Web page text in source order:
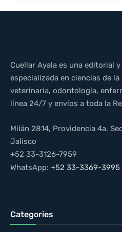
Cuellar Ayala es una editorial
especializada en ciencias de
veterinaria, odontología,
línea 24/7 y envíos a toda la
Milán 2814, Providencia 4a.
Jalisco
+52 33-3126-7959
WhatsApp: +52 33-3369-3995
Categories